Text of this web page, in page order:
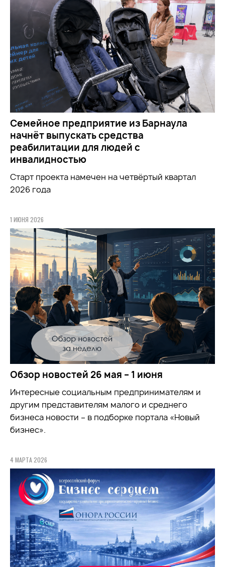
Семейное предприятие из Барнаула
начнёт выпускать средства
реабилитации для людей с
инвалидностью
Старт проекта намечен на четвёртый квартал
2026 года
1 ИЮНЯ 2026
Обзор новостей 26 мая – 1 июня
Интересные социальным предпринимателям и
другим представителям малого и среднего
бизнеса новости – в подборке портала «Новый
бизнес».
4 МАРТА 2026